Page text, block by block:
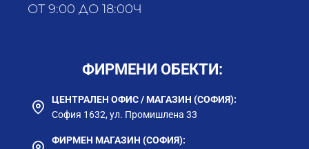
ОТ 9:00 ДО 18:00Ч
ФИРМЕНИ ОБЕКТИ:
ЦЕНТРАЛЕН ОФИС / МАГАЗИН (СОФИЯ):
София 1632, ул. Промишлена 33
ФИРМЕН МАГАЗИН (СОФИЯ):